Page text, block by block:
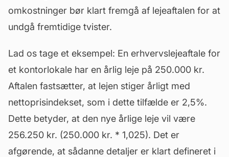
omkostninger bør klart fremgå af lejeaftalen for at
undgå fremtidige tvister.
Lad os tage et eksempel: En erhvervslejeaftale for
et kontorlokale har en årlig leje på 250.000 kr.
Aftalen fastsætter, at lejen stiger årligt med
nettoprisindekset, som i dette tilfælde er 2,5%.
Dette betyder, at den nye årlige leje vil være
256.250 kr. (250.000 kr. * 1,025). Det er
afgørende, at sådanne detaljer er klart defineret i